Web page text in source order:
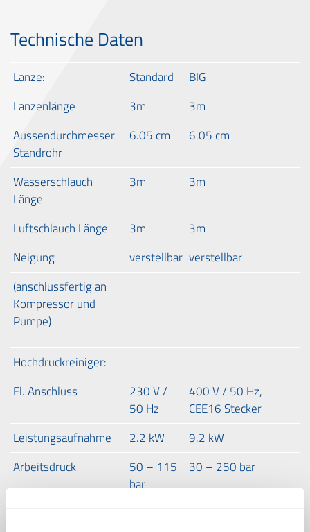
Technische Daten
Lanze: Standard
BIG
Lanzenlänge
3m
3m
Aussendurchmesser
Standrohr
6.05 cm 6.05 cm
Wasserschlauch
Länge
3m 3m
Luftschlauch Länge 3m
3m
Neigung
verstellbar verstellbar
(anschlussfertig an
Kompressor und
Pumpe)
Hochdruckreiniger:
El. Anschluss
230 V /
50 Hz
400 V / 50 Hz,
CEE16 Stecker
Leistungsaufnahme
2.2 kW
9.2 kW
Arbeitsdruck
50 – 115
bar
30 – 250 bar